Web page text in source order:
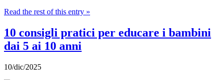
Read the rest of this entry »
10 consigli pratici per educare i bambini
dai 5 ai 10 anni
10/dic/2025